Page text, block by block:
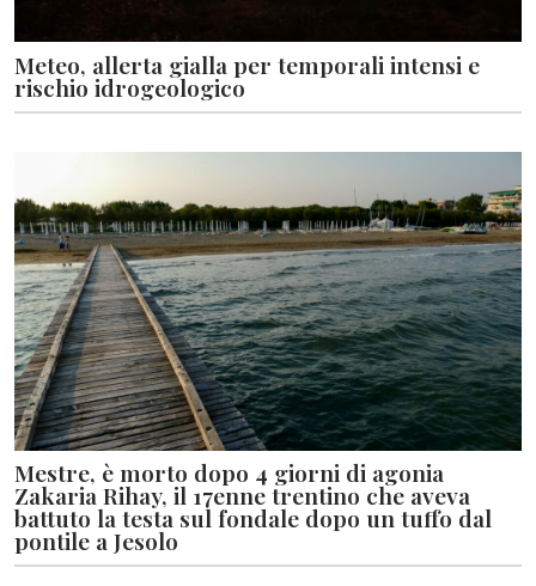
Meteo, allerta gialla per temporali intensi e
rischio idrogeologico
Mestre, è morto dopo 4 giorni di agonia
Zakaria Rihay, il 17enne trentino che aveva
battuto la testa sul fondale dopo un tuffo dal
pontile a Jesolo